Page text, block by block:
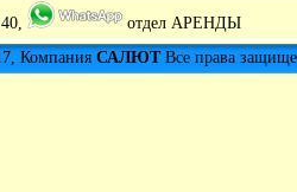
отдел АРЕНДЫ
Компания САЛЮТВсе права